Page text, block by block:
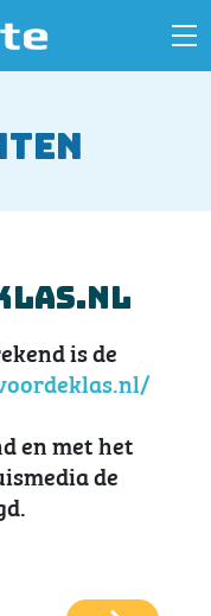
is de
en met het
de